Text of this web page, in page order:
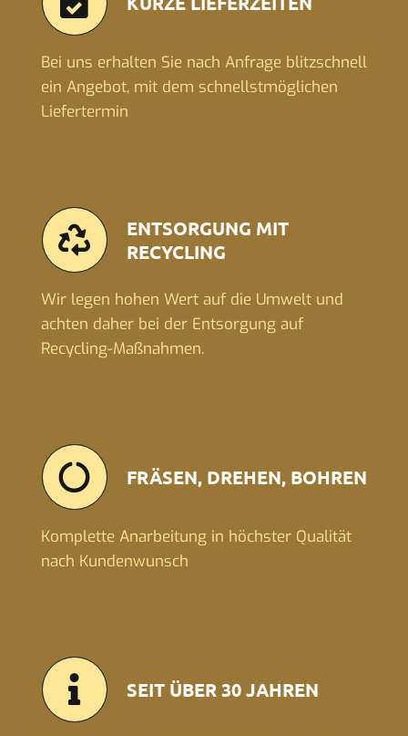
Bei uns erhalten Sie nach Anfrage blitzschnell
ein Angebot, mit dem schnellstmöglichen
Liefertermin
ENTSORGUNG MIT
RECYCLING
Wir legen hohen Wert auf die Umwelt und
achten daher bei der Entsorgung auf
Recycling-Maßnahmen.
FRÄSEN, DREHEN, BOHREN
Komplette Anarbeitung in höchster Qualität
nach Kundenwunsch
SEIT ÜBER 30 JAHREN